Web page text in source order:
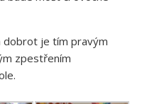
dobrot je tím pravým
zpestřením